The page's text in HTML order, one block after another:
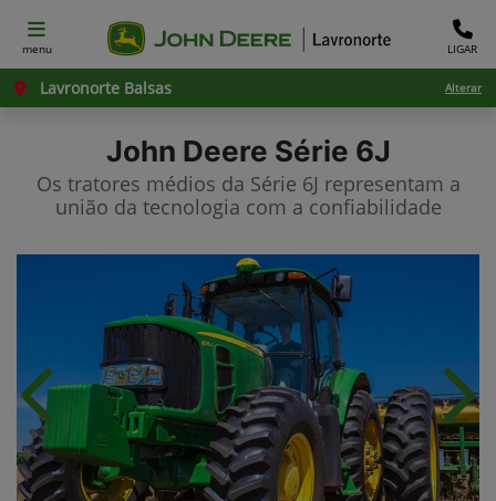
menu LIGAR
Lavronorte Balsas Alterar
John Deere Série 6J
Os tratores médios da Série 6J representam a
união da tecnologia com a confiabilidade
Anterior